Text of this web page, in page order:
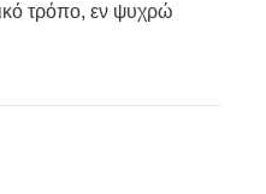
τρόπο, εν ψυχρώ